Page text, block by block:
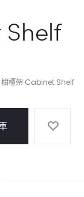
櫃架 Cabinet Shelf